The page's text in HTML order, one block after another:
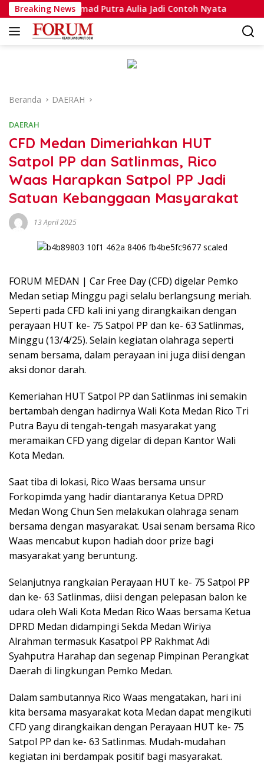
Langsung
ke
konten
Breaking News
Muhammad Putra Aulia Jadi Contoh Nyata
Beranda DAERAH
DAERAH
CFD Medan Dimeriahkan HUT
Satpol PP dan Satlinmas, Rico
Waas Harapkan Satpol PP Jadi
Satuan Kebanggaan Masyarakat
13 April 2025
FORUM MEDAN | Car Free Day (CFD) digelar Pemko
Medan setiap Minggu pagi selalu berlangsung meriah.
Seperti pada CFD kali ini yang dirangkaikan dengan
perayaan HUT ke- 75 Satpol PP dan ke- 63 Satlinmas,
Minggu (13/4/25). Selain kegiatan olahraga seperti
senam bersama, dalam perayaan ini juga diisi dengan
aksi donor darah.
Kemeriahan HUT Satpol PP dan Satlinmas ini semakin
bertambah dengan hadirnya Wali Kota Medan Rico Tri
Putra Bayu di tengah-tengah masyarakat yang
meramaikan CFD yang digelar di depan Kantor Wali
Kota Medan.
Saat tiba di lokasi, Rico Waas bersama unsur
Forkopimda yang hadir diantaranya Ketua DPRD
Medan Wong Chun Sen melakukan olahraga senam
bersama dengan masyarakat. Usai senam bersama Rico
Waas mencabut kupon hadiah door prize bagi
masyarakat yang beruntung.
Selanjutnya rangkaian Perayaan HUT ke- 75 Satpol PP
dan ke- 63 Satlinmas, diisi dengan pelepasan balon ke
udara oleh Wali Kota Medan Rico Waas bersama Ketua
DPRD Medan didampingi Sekda Medan Wiriya
Alrahman termasuk Kasatpol PP Rakhmat Adi
Syahputra Harahap dan segenap Pimpinan Perangkat
Daerah di lingkungan Pemko Medan.
Dalam sambutannya Rico Waas mengatakan, hari ini
kita bersama masyarakat kota Medan dapat mengikuti
CFD yang dirangkaikan dengan Perayaan HUT ke- 75
Satpol PP dan ke- 63 Satlinmas. Mudah-mudahan
kegiatan ini berdampak positif bagi masyarakat.